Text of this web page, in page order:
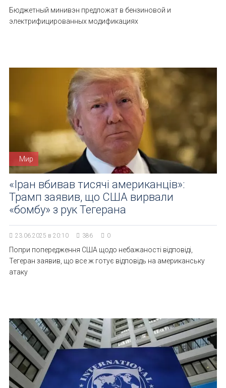
Бюджетный минивэн предложат в бензиновой и
электрифицированных модификациях
Мир
«Іран вбивав тисячі американців»:
Трамп заявив, що США вирвали
«бомбу» з рук Тегерана
23.06.2025 в 20:10 386 0
Попри попередження США щодо небажаності відповіді,
Тегеран заявив, що все ж готує відповідь на американську
атаку